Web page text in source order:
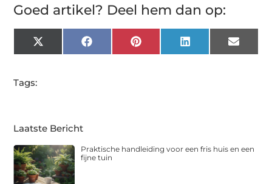
Goed artikel? Deel hem dan op:
X
(Twitter)
FacebookPinterest LinkedIn Email
Tags:
Laatste Bericht
Praktische handleiding voor een fris huis en een
fijne tuin